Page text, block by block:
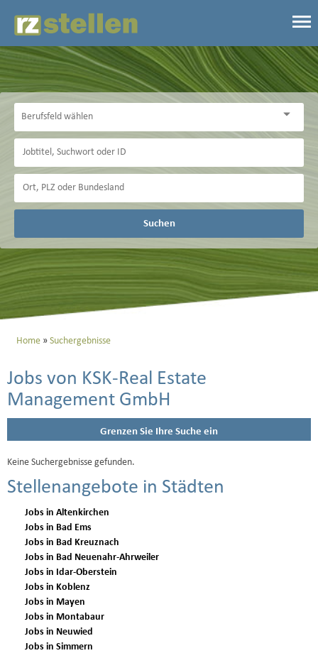
Suchen
Home Suchergebnisse
Jobs von KSK-Real Estate
Management GmbH
Grenzen Sie Ihre Suche ein
Keine Suchergebnisse gefunden.
Stellenangebote in Städten
Jobs in Altenkirchen
Jobs in Bad Ems
Jobs in Bad Kreuznach
Jobs in Bad Neuenahr-Ahrweiler
Jobs in Idar-Oberstein
Jobs in Koblenz
Jobs in Mayen
Jobs in Montabaur
Jobs in Neuwied
Jobs in Simmern